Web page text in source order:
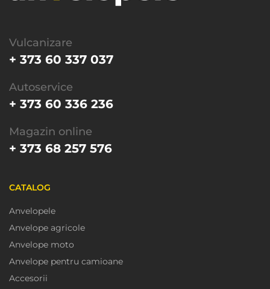
Vulcanizare
+ 373 60 337 037
Autoservice
+ 373 60 336 236
Magazin online
+ 373 68 257 576
CATALOG
Anvelopele
Anvelope agricole
Anvelope moto
Anvelope pentru camioane
Accesorii